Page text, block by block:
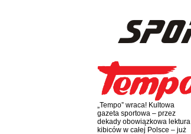
„Tempo” wraca! Kultowa
gazeta sportowa – przez
dekady obowiązkowa lektura
kibiców w całej Polsce – już